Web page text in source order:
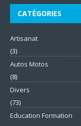
CATÉGORIES
Artisanat
(3)
Autos Motos
(8)
Divers
(73)
Education Formation